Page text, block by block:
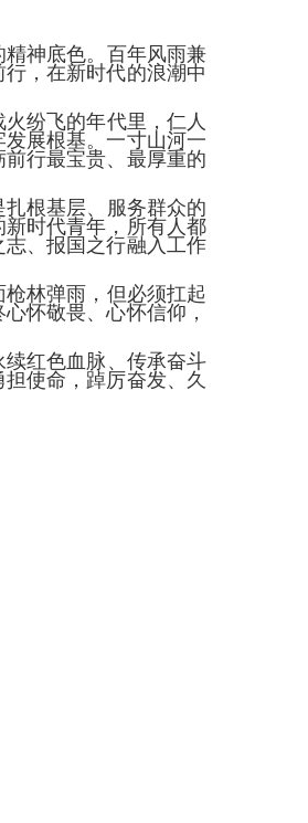
神底色。百年风雨兼
，在新时代的浪潮中
纷飞的年代里，仁人
展根基。一寸山河一
行最宝贵、最厚重的
根基层、服务群众的
时代青年，所有人都
、报国之行融入工作
林弹雨，但必须扛起
怀敬畏、心怀信仰，
红色血脉、传承奋斗
使命，踔厉奋发、久